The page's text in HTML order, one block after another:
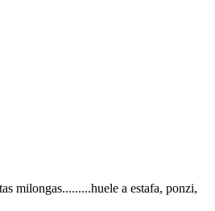
milongas.........huele a estafa, ponzi,